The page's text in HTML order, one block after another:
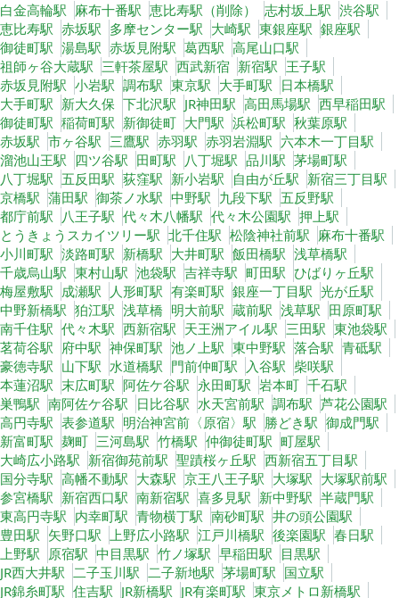
白金高輪駅 麻布十番駅 恵比寿駅（削除） 志村坂上駅 渋谷駅
恵比寿駅 赤坂駅 多摩センター駅 大崎駅 東銀座駅 銀座駅
御徒町駅 湯島駅 赤坂見附駅 葛西駅 高尾山口駅
祖師ヶ谷大蔵駅 三軒茶屋駅 西武新宿 新宿駅 王子駅
赤坂見附駅 小岩駅 調布駅 東京駅 大手町駅 日本橋駅
大手町駅 新大久保 下北沢駅 JR神田駅 高田馬場駅 西早稲田駅
御徒町駅 稲荷町駅 新御徒町 大門駅 浜松町駅 秋葉原駅
赤坂駅 市ヶ谷駅 三鷹駅 赤羽駅 赤羽岩淵駅 六本木一丁目駅
溜池山王駅 四ツ谷駅 田町駅 八丁堀駅 品川駅 茅場町駅
八丁堀駅 五反田駅 荻窪駅 新小岩駅 自由が丘駅 新宿三丁目駅
京橋駅 蒲田駅 御茶ノ水駅 中野駅 九段下駅 五反野駅
都庁前駅 八王子駅 代々木八幡駅 代々木公園駅 押上駅
とうきょうスカイツリー駅 北千住駅 松陰神社前駅 麻布十番駅
小川町駅 淡路町駅 新橋駅 大井町駅 飯田橋駅 浅草橋駅
千歳烏山駅 東村山駅 池袋駅 吉祥寺駅 町田駅 ひばりヶ丘駅
梅屋敷駅 成瀬駅 人形町駅 有楽町駅 銀座一丁目駅 光が丘駅
中野新橋駅 狛江駅 浅草橋 明大前駅 蔵前駅 浅草駅 田原町駅
南千住駅 代々木駅 西新宿駅 天王洲アイル駅 三田駅 東池袋駅
茗荷谷駅 府中駅 神保町駅 池ノ上駅 東中野駅 落合駅 青砥駅
豪徳寺駅 山下駅 水道橋駅 門前仲町駅 入谷駅 柴咲駅
本蓮沼駅 末広町駅 阿佐ケ谷駅 永田町駅 岩本町 千石駅
巣鴨駅 南阿佐ケ谷駅 日比谷駅 水天宮前駅 調布駅 芦花公園駅
高円寺駅 表参道駅 明治神宮前〈原宿〉駅 勝どき駅 御成門駅
新富町駅 麹町 三河島駅 竹橋駅 仲御徒町駅 町屋駅
大崎広小路駅 新宿御苑前駅 聖蹟桜ヶ丘駅 西新宿五丁目駅
国分寺駅 高幡不動駅 大森駅 京王八王子駅 大塚駅 大塚駅前駅
参宮橋駅 新宿西口駅 南新宿駅 喜多見駅 新中野駅 半蔵門駅
東高円寺駅 内幸町駅 青物横丁駅 南砂町駅 井の頭公園駅
豊田駅 矢野口駅 上野広小路駅 江戸川橋駅 後楽園駅 春日駅
上野駅 原宿駅 中目黒駅 竹ノ塚駅 早稲田駅 目黒駅
JR西大井駅 二子玉川駅 二子新地駅 茅場町駅 国立駅
JR錦糸町駅 住吉駅 JR新橋駅 JR有楽町駅 東京メトロ新橋駅